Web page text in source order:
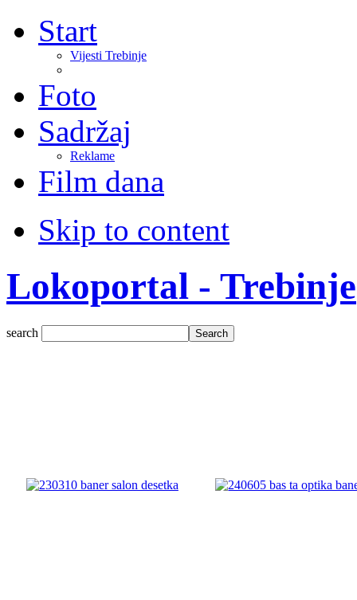
Start
Vijesti Trebinje
Foto
Sadržaj
Reklame
Film dana
Skip to content
Lokoportal - Trebinje
search